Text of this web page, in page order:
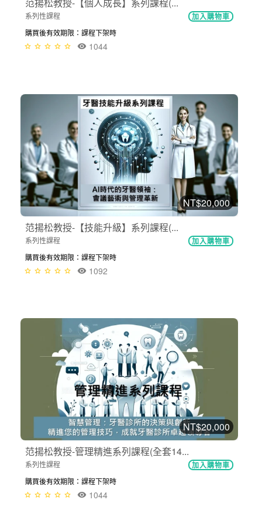
范揚松教授-【個人成長】系列課程(...
系列性課程 加入購物車
購買後有效期限：課程下架時
1044
NT$20,000
范揚松教授-【技能升級】系列課程(...
系列性課程 加入購物車
購買後有效期限：課程下架時
1092
NT$20,000
范揚松教授-管理精進系列課程(全套14...
系列性課程 加入購物車
購買後有效期限：課程下架時
1044